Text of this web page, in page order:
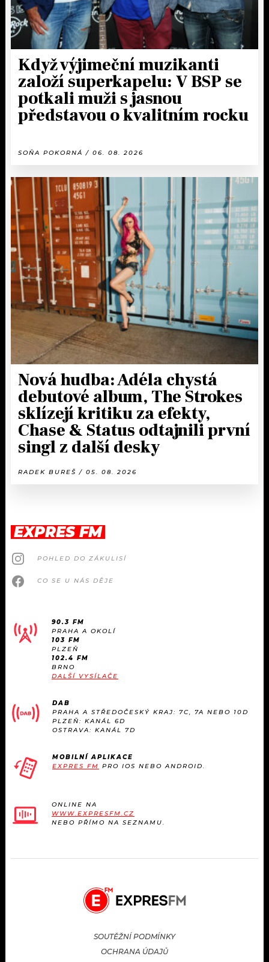
Když výjimeční muzikanti
založí superkapelu: V BSP se
potkali muži s jasnou
představou o kvalitním rocku
SOŇA POKORNÁ / 06. 08. 2026
Nová hudba: Adéla chystá
debutové album, The Strokes
sklízejí kritiku za efekty,
Chase & Status odtajnili první
singl z další desky
RADEK BUREŠ / 05. 08. 2026
EXPRES FM
POHLED DO ZÁKULISÍ
CO SE U NÁS DĚJE
90.3 FM
PRAHA A OKOLÍ
103 FM
PLZEŇ
102.4 FM
BRNO
DALŠÍ VYSÍLAČE
DAB
PRAHA A STŘEDOČESKÝ KRAJ: 7C, 7A NEBO 10D
PLZEŇ: KANÁL 6D
OSTRAVA: KANÁL 7D
MOBILNÍ APLIKACE
EXPRES FM PRO IOS NEBO ANDROID.
ONLINE NA
WWW.EXPRESFM.CZ
NEBO PŘÍMO NA SEZNAMU.
SOUTĚŽNÍ PODMÍNKY
OCHRANA ÚDAJŮ